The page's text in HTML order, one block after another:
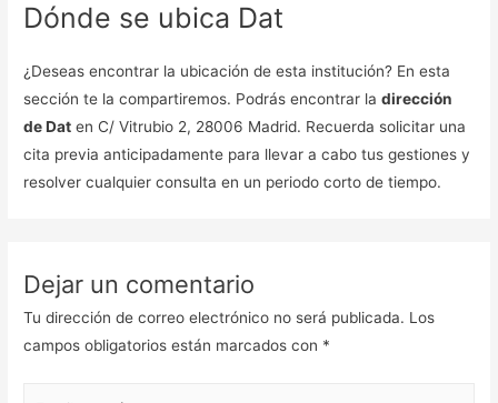
Dónde se ubica Dat
¿Deseas encontrar la ubicación de esta institución? En esta
sección te la compartiremos. Podrás encontrar ladirección
de Dat en C/ Vitrubio 2, 28006 Madrid. Recuerda solicitar una
cita previa anticipadamente para llevar a cabo tus gestiones y
resolver cualquier consulta en un periodo corto de tiempo.
Dejar un comentario
Tu dirección de correo electrónico no será publicada. Los
campos obligatorios están marcados con *